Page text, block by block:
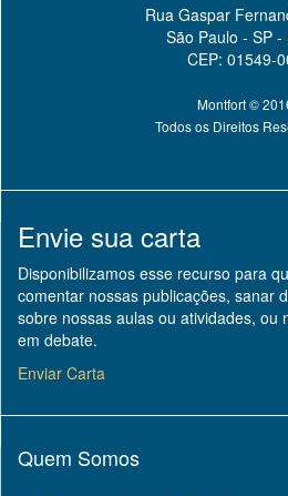
Rua Gaspar
São Paulo - SP -
CEP: 01549-
Montfort ©
Todos os Direitos
Envie sua carta
Disponibilizamos esse recurso para
comentar nossas publicações, sanar
sobre nossas aulas ou atividades, ou
em debate.
Enviar Carta
Quem Somos